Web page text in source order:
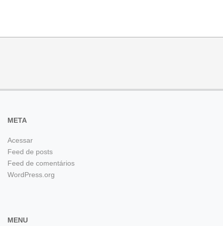
META
Acessar
Feed de posts
Feed de comentários
WordPress.org
MENU